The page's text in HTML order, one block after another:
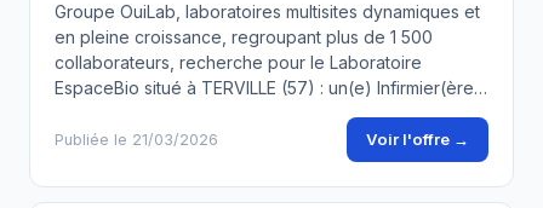
Groupe OuiLab, laboratoires multisites dynamiques et
en pleine croissance, regroupant plus de 1 500
collaborateurs, recherche pour le Laboratoire
EspaceBio situé à TERVILLE (57) : un(e) Infirmier(ère…
Publiée le 21/03/2026 Voir l'offre →